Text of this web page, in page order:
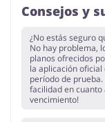
Consejos y
¿No estás seguro
No hay problema,
planos ofrecidos
la aplicación
período de
facilidad en cuanto
vencimiento!